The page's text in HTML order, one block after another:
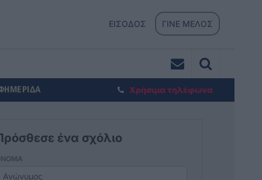
ΕΙΣΟΔΟΣ ΓΙΝΕ ΜΕΛΟΣ
Χρήσιμα τηλέφωνα
ένα σχόλιο